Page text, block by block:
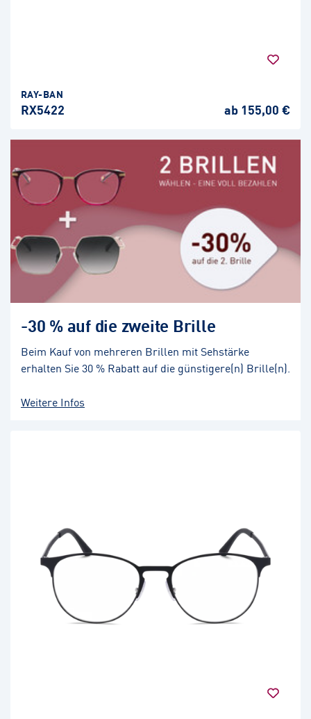
RAY-BAN
RX5422 ab 155,00 €
-30 % auf die zweite Brille
Beim Kauf von mehreren Brillen mit Sehstärke
erhalten Sie 30 % Rabatt auf die günstigere(n) Brille(n).
Weitere Infos